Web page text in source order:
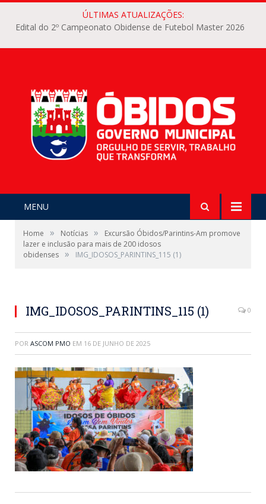
ÚLTIMAS ATUALIZAÇÕES:
Edital do 2º Campeonato Obidense de Futebol Master 2026
MENU
Home » Notícias »
Excursão Óbidos/Parintins-Am promove
lazer e inclusão para mais de 200 idosos
obidenses » IMG_IDOSOS_PARINTINS_115 (1)
IMG_IDOSOS_PARINTINS_115 (1) 0
POR ASCOM PMO EM 16 DE JUNHO DE 2025